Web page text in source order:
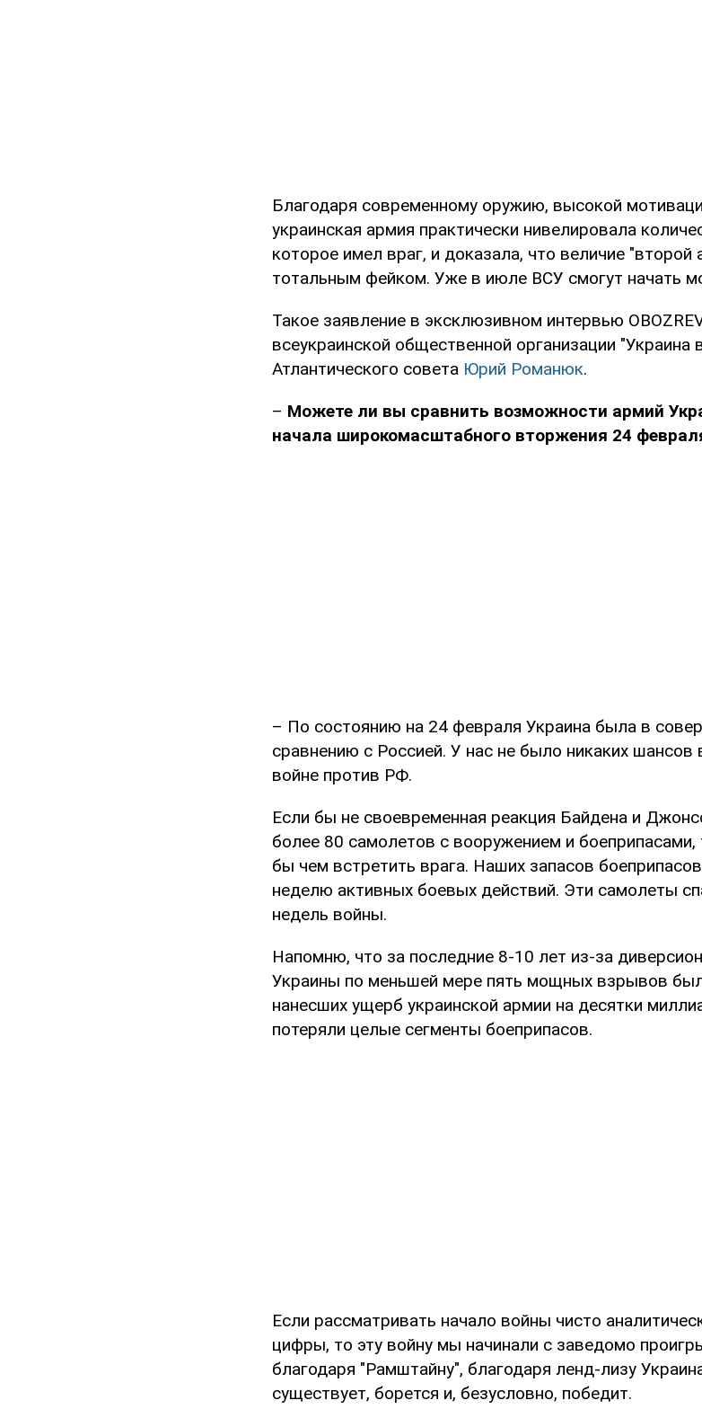
Благодаря современному оружию, высокой
украинская армия практически нивелировала
которое имел враг, и доказала, что величие "второй
тотальным фейком. Уже в июле ВСУ смогут начать
Такое заявление в эксклюзивном интервью
всеукраинской общественной организации "Украина
Атлантического совета Юрий Романюк.
– Можете ли вы сравнить возможности армий
начала широкомасштабного вторжения 24
– По состоянию на 24 февраля Украина была в
сравнению с Россией. У нас не было никаких шансов
войне против РФ.
Если бы не своевременная реакция Байдена и
более 80 самолетов с вооружением и
бы чем встретить врага. Наших запасов
неделю активных боевых действий. Эти самолеты
недель войны.
Напомню, что за последние 8-10 лет из-за
Украины по меньшей мере пять мощных взрывов
нанесших ущерб украинской армии на десятки
потеряли целые сегменты боеприпасов.
Если рассматривать начало войны чисто
цифры, то эту войну мы начинали с заведомо
благодаря "Рамштайну", благодаря ленд-лизу
существует, борется и, безусловно, победит.